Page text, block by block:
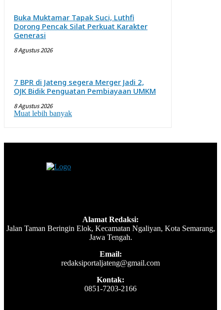
Buka Muktamar Tapak Suci, Luthfi
Dorong Pencak Silat Perkuat Karakter
Generasi
8 Agustus 2026
7 BPR di Jateng segera Merger Jadi 2,
OJK Bidik Penguatan Pembiayaan UMKM
8 Agustus 2026
Muat lebih banyak
Alamat Redaksi:
Jalan Taman Beringin Elok, Kecamatan Ngaliyan, Kota Semarang,
Jawa Tengah.
Email:
redaksiportaljateng@gmail.com
Kontak:
0851-7203-2166